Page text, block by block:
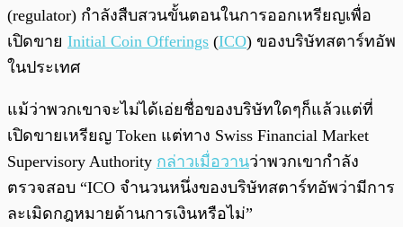
(regulator) กำลังสืบสวนขั้นตอนในการออกเหรียญเพื่อ
เปิดขาย Initial Coin Offerings (ICO) ของบริษัทสตาร์ทอัพ
ในประเทศ
แม้ว่าพวกเขาจะไม่ได้เอ่ยชื่อของบริษัทใดๆก็แล้วแต่ที่
เปิดขายเหรียญ Token แต่ทาง Swiss Financial Market
Supervisory Authority กล่าวเมื่อวานว่าพวกเขากำลัง
ตรวจสอบ “ICO จำนวนหนึ่งของบริษัทสตาร์ทอัพว่ามีการ
ละเมิดกฎหมายด้านการเงินหรือไม่”